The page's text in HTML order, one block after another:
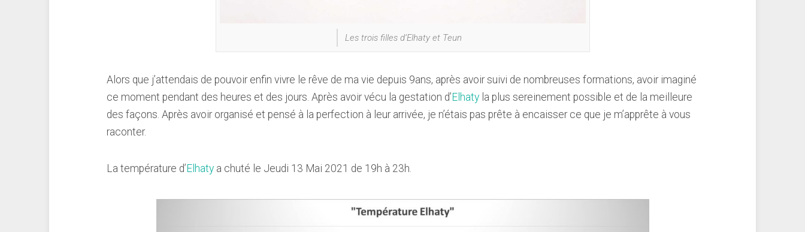
Les trois filles d’Elhaty et Teun
Alors que j’attendais de pouvoir enfin vivre le rêve de ma vie depuis 9ans, après avoir suivi de nombreuses formations, avoir imaginé
ce moment pendant des heures et des jours. Après avoir vécu la gestation d’ Elhaty la plus sereinement possible et de la meilleure
des façons. Après avoir organisé et pensé à la perfection à leur arrivée, je n’étais pas prête à encaisser ce que je m’apprête à vous
raconter.
La température d’ Elhaty a chuté le Jeudi 13 Mai 2021 de 19h à 23h.